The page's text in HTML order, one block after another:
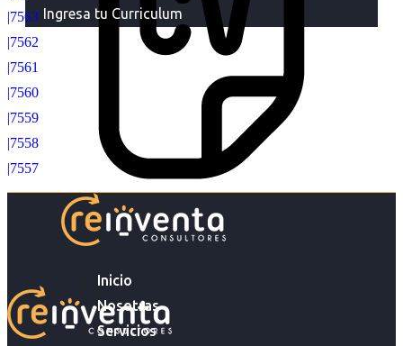
Inicio
Nosotras
Servicios
Ingresa tu Curriculum
|7563
|7562
|7561
|7560
|7559
|7558
|7557